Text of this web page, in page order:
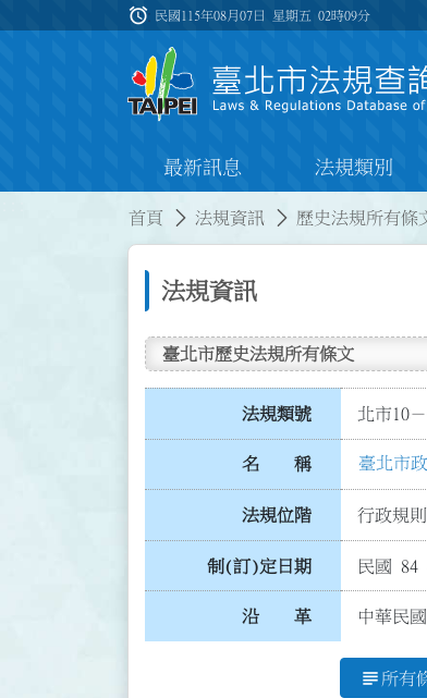
:::
alarm 民國115年08月07日 星期五02時09分
最新訊息 法規類別
首頁 法規資訊 歷史法規所有條
法規資訊
臺北市歷史法規所有條文
法規類號 北市10
名 稱 臺北市
法規位階 行政規
制(訂)定日期 民國 84
沿 革 中華民
subject 所有